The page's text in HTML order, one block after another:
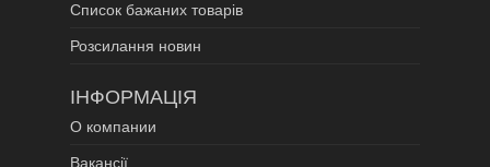
Список бажаних товарів
Розсилання новин
ІНФОРМАЦІЯ
О компании
Вакансії